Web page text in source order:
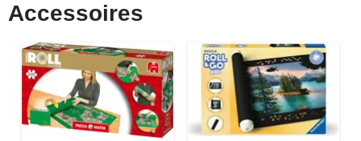
Accessoires